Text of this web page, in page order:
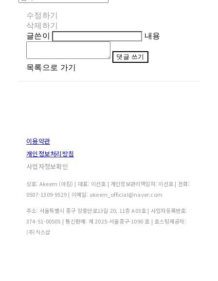
수정하기
삭제하기
글쓴이
내용
댓글 쓰기
목록으로 가기
이용약관
개인정보처리방침
사업자정보확인
상호: Akeem (아킴) | 대표: 이선호 | 개인정보관리책임자: 이선호 | 전화:
0507-1309-9529 | 이메일: akeem_official@naver.com
주소: 서울특별시 중구 장충단로13길 20, 11층 A03호 | 사업자등록번호:
374-51-00505 | 통신판매: 제 2025-서울중구-1090 호 | 호스팅제공자:
(주)식스샵